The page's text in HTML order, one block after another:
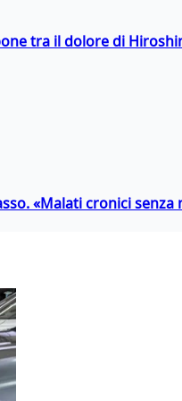
tra il dolore di
«Malati cronici